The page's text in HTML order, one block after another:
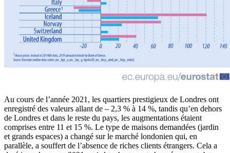
Au cours de l’année 2021, les quartiers prestigieux de Londres ont
enregistré des valeurs allant de – 2,3 % à 14 %, tandis qu’en dehors
de Londres et dans le reste du pays, les augmentations étaient
comprises entre 11 et 15 %. Le type de maisons demandées (jardin
et grands espaces) a changé sur le marché londonien qui, en
parallèle, a souffert de l’absence de riches clients étrangers. Cela a